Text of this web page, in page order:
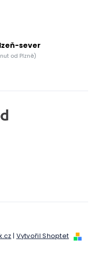
sever
od Plzně)
| Vytvořil Shoptet